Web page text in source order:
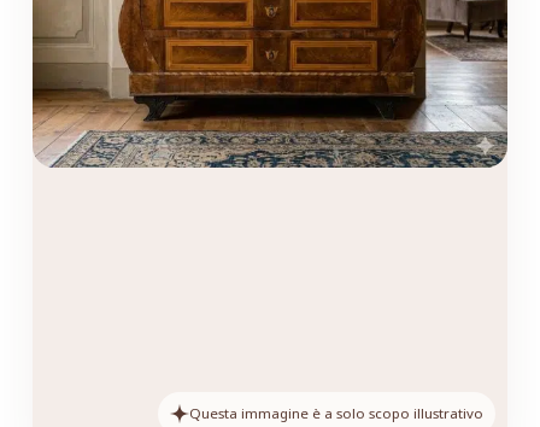
Questa immagine è a solo scopo illustrativo